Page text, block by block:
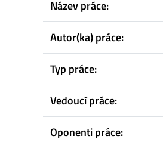
Název práce:
Autor(ka) práce:
Typ práce:
Vedoucí práce:
Oponenti práce: